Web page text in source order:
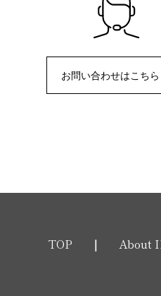
お問い合わせはこちら
TOP About